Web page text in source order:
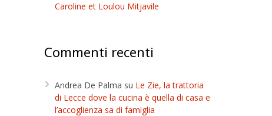
Caroline et Loulou Mitjavile
Commenti recenti
Andrea De Palma su Le Zie, la trattoria
di Lecce dove la cucina è quella di casa e
l’accoglienza sa di famiglia